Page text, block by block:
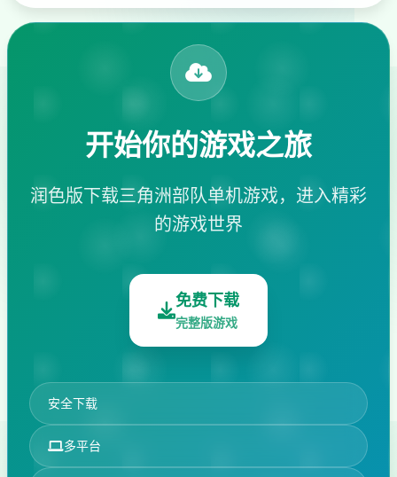
开始你的游戏之旅
润色版下载三角洲部队单机游戏，进入精彩
的游戏世界
免费下载
完整版游戏
安全下载
多平台